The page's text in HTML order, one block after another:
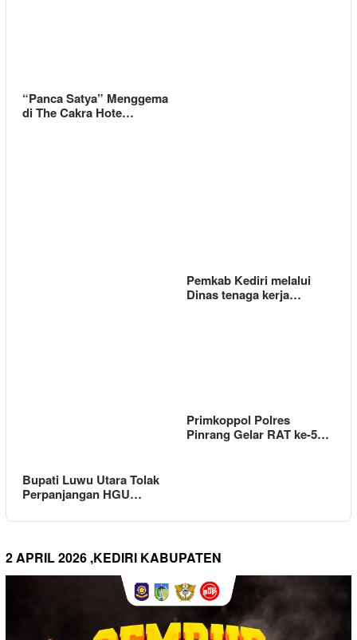
“Panca Satya” Menggema
di The Cakra Hote…
Pemkab Kediri melalui
Dinas tenaga kerja…
Bupati Luwu Utara Tolak
Perpanjangan HGU…
Primkoppol Polres
Pinrang Gelar RAT ke-5…
2 APRIL 2026 ,KEDIRI KABUPATEN